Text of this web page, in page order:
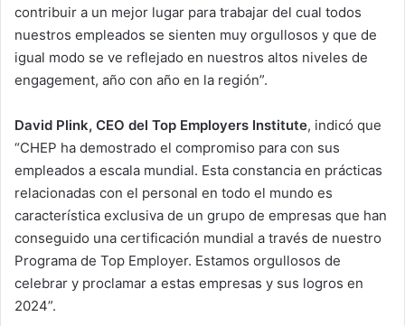
contribuir a un mejor lugar para trabajar del cual todos
nuestros empleados se sienten muy orgullosos y que de
igual modo se ve reflejado en nuestros altos niveles de
engagement, año con año en la región”.
David Plink, CEO del Top Employers Institute, indicó que
“CHEP ha demostrado el compromiso para con sus
empleados a escala mundial. Esta constancia en prácticas
relacionadas con el personal en todo el mundo es
característica exclusiva de un grupo de empresas que han
conseguido una certificación mundial a través de nuestro
Programa de Top Employer. Estamos orgullosos de
celebrar y proclamar a estas empresas y sus logros en
2024”.